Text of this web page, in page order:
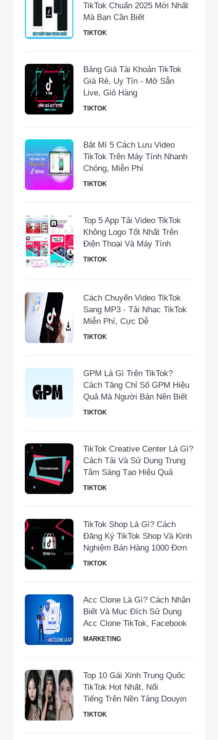
TikTok Chuẩn 2025 Mới Nhất
Mà Bạn Cần Biết
TIKTOK
Bảng Giá Tài Khoản TikTok
Giá Rẻ, Uy Tín - Mở Sẵn
Live, Giỏ Hàng
TIKTOK
Bật Mí 5 Cách Lưu Video
TikTok Trên Máy Tính Nhanh
Chóng, Miễn Phí
TIKTOK
Top 5 App Tải Video TikTok
Không Logo Tốt Nhất Trên
Điện Thoại Và Máy Tính
TIKTOK
Cách Chuyển Video TikTok
Sang MP3 - Tải Nhạc TikTok
Miễn Phí, Cực Dễ
TIKTOK
GPM Là Gì Trên TikTok?
Cách Tăng Chỉ Số GPM Hiệu
Quả Mà Người Bán Nên Biết
TIKTOK
TikTok Creative Center Là Gì?
Cách Tải Và Sử Dụng Trung
Tâm Sáng Tạo Hiệu Quả
TIKTOK
TikTok Shop Là Gì? Cách
Đăng Ký TikTok Shop Và Kinh
Nghiệm Bán Hàng 1000 Đơn
TIKTOK
Acc Clone Là Gì? Cách Nhận
Biết Và Mục Đích Sử Dụng
Acc Clone TikTok, Facebook
MARKETING
Top 10 Gái Xinh Trung Quốc
TikTok Hot Nhất, Nổi
Tiếng Trên Nền Tảng Douyin
TIKTOK